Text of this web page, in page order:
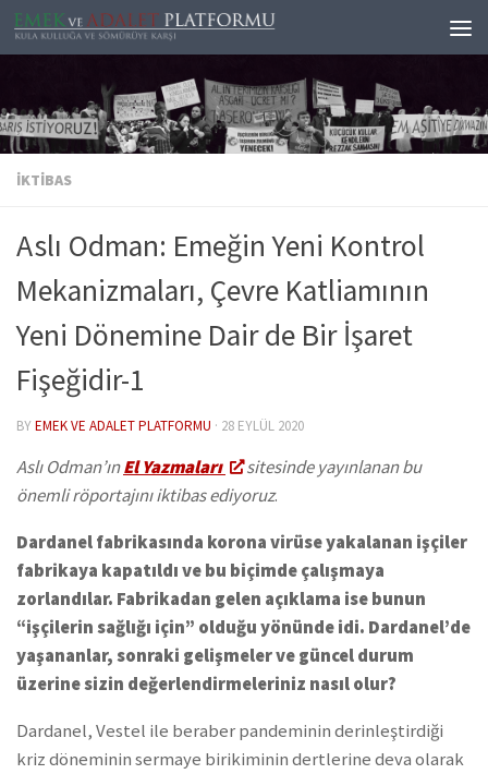
Skip to content
İKTIBAS
Aslı Odman: Emeğin Yeni Kontrol
Mekanizmaları, Çevre Katliamının
Yeni Dönemine Dair de Bir İşaret
Fişeğidir-1
BYEMEK VE ADALET PLATFORMU · 28 EYLÜL 2020
Aslı Odman’ınEl Yazmaları
sitesinde yayınlanan bu
önemli röportajını iktibas ediyoruz.
Dardanel fabrikasında korona virüse yakalanan işçiler
fabrikaya kapatıldı ve bu biçimde çalışmaya
zorlandılar. Fabrikadan gelen açıklama ise bunun
“işçilerin sağlığı için” olduğu yönünde idi. Dardanel’de
yaşananlar, sonraki gelişmeler ve güncel durum
üzerine sizin değerlendirmeleriniz nasıl olur?
Dardanel, Vestel ile beraber pandeminin derinleştirdiği
kriz döneminin sermaye birikiminin dertlerine deva olarak